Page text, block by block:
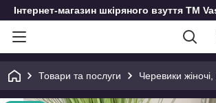
Інтернет-магазин шкіряного взуття ТМ
Товари та послуги Черевики